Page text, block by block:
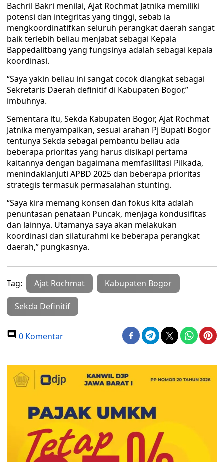
Bachril Bakri menilai, Ajat Rochmat Jatnika memiliki
potensi dan integritas yang tinggi, sebab ia
mengkoordinatifkan seluruh perangkat daerah sangat
baik terlebih beliau menjabat sebagai Kepala
Bappedalitbang yang fungsinya adalah sebagai kepala
koordinasi.
“Saya yakin beliau ini sangat cocok diangkat sebagai
Sekretaris Daerah definitif di Kabupaten Bogor,”
imbuhnya.
Sementara itu, Sekda Kabupaten Bogor, Ajat Rochmat
Jatnika menyampaikan, sesuai arahan Pj Bupati Bogor
tentunya Sekda sebagai pembantu beliau ada
beberapa prioritas yang harus disikapi pertama
kaitannya dengan bagaimana memfasilitasi Pilkada,
menindaklanjuti APBD 2025 dan beberapa prioritas
strategis termasuk permasalahan stunting.
“Saya kira memang konsen dan fokus kita adalah
penuntasan penataan Puncak, menjaga kondusifitas
dan lainnya. Utamanya saya akan melakukan
koordinasi dan silaturahmi ke beberapa perangkat
daerah,” pungkasnya.
Tag: Ajat Rochmat Kabupaten Bogor
Sekda Definitif
0 Komentar